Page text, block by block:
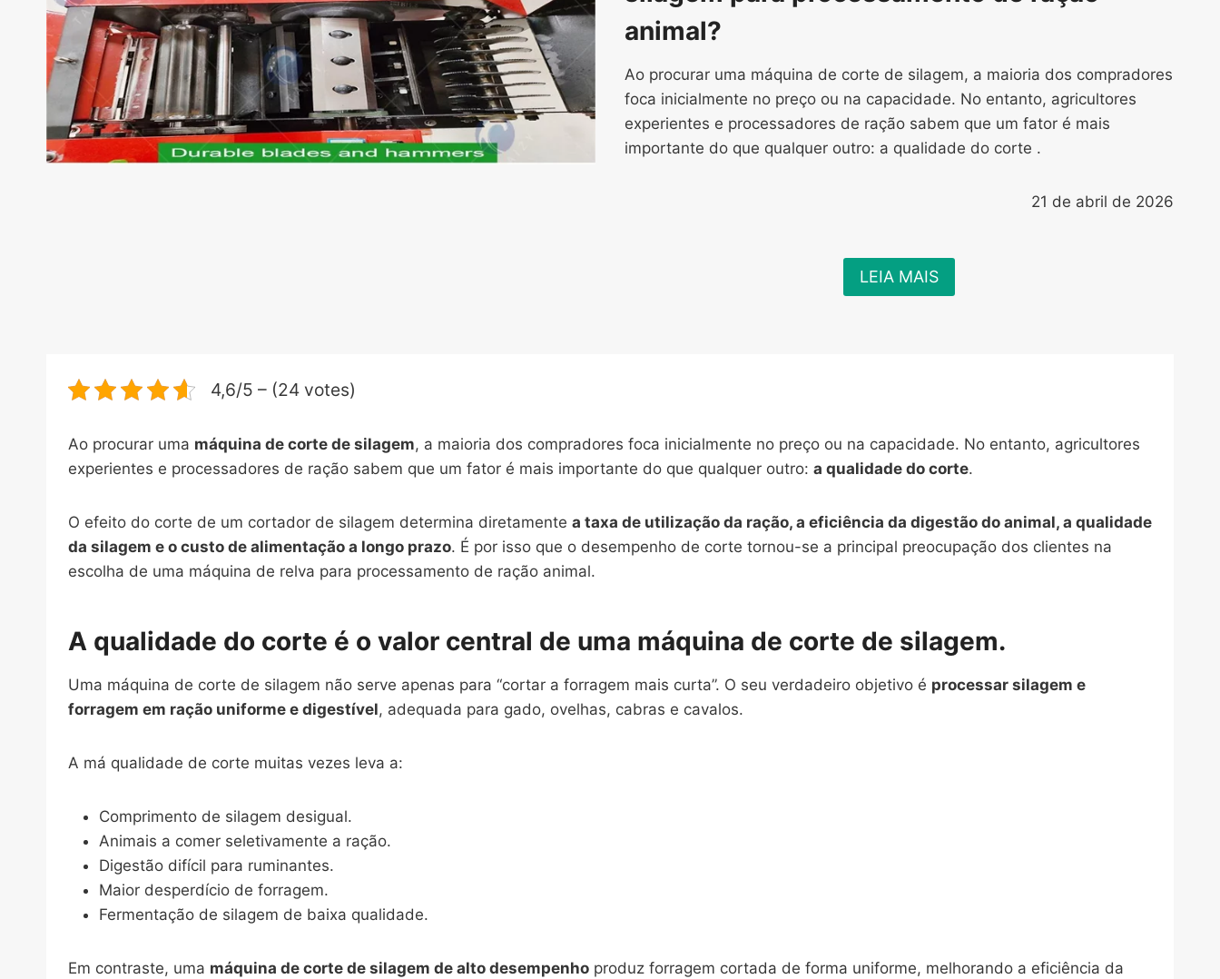
animal?
Ao procurar uma máquina de corte de silagem, a maioria dos compradores
foca inicialmente no preço ou na capacidade. No entanto, agricultores
experientes e processadores de ração sabem que um fator é mais
importante do que qualquer outro: a qualidade do corte .
21 de abril de 2026
LEIA MAIS
4,6/5 – (24 votes)
Ao procurar uma máquina de corte de silagem, a maioria dos compradores foca inicialmente no preço ou na capacidade. No entanto, agricultores
experientes e processadores de ração sabem que um fator é mais importante do que qualquer outro: a qualidade do corte.
O efeito do corte de um cortador de silagem determina diretamente a taxa de utilização da ração, a eficiência da digestão do animal, a qualidade
da silagem e o custo de alimentação a longo prazo. É por isso que o desempenho de corte tornou-se a principal preocupação dos clientes na
escolha de uma máquina de relva para processamento de ração animal.
A qualidade do corte é o valor central de uma máquina de corte de silagem.
Uma máquina de corte de silagem não serve apenas para “cortar a forragem mais curta”. O seu verdadeiro objetivo é processar silagem e
forragem em ração uniforme e digestível, adequada para gado, ovelhas, cabras e cavalos.
A má qualidade de corte muitas vezes leva a:
Comprimento de silagem desigual.
Animais a comer seletivamente a ração.
Digestão difícil para ruminantes.
Maior desperdício de forragem.
Fermentação de silagem de baixa qualidade.
Em contraste, uma máquina de corte de silagem de alto desempenho produz forragem cortada de forma uniforme, melhorando a eficiência da